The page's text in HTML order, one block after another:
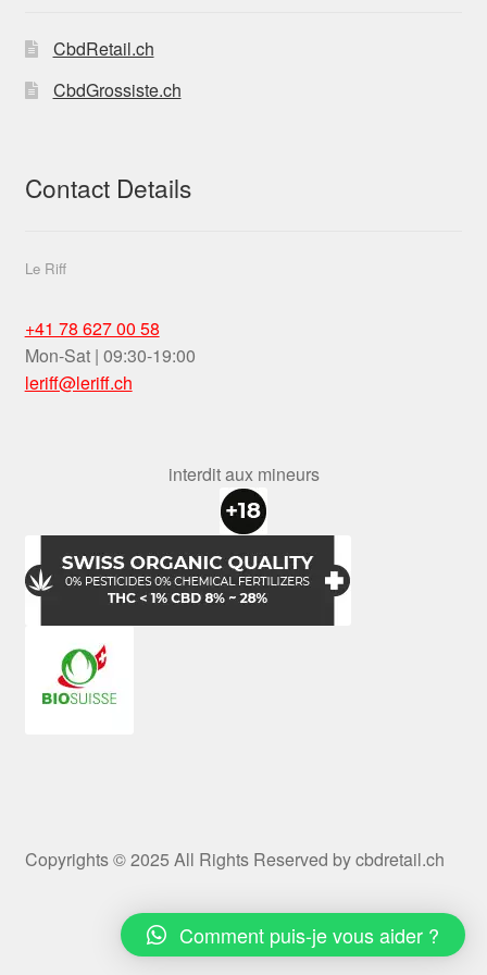
CbdRetail.ch
CbdGrossiste.ch
Contact Details
Le Riff
+41 78 627 00 58
Mon-Sat | 09:30-19:00
leriff@leriff.ch
interdit aux mineurs
Copyrights © 2025 All Rights Reserved by cbdretail.ch
Comment puis-je vous aider ?